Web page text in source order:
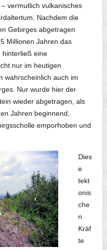
– vermutlich vulkanisches
Nachdem die
Gebirges abgetragen
Millionen Jahren das
hinterließ eine
nur im heutigen
wahrscheinlich auch im
Nur wurde hier der
wieder abgetragen, als
Jahren beginnend,
emporhoben und
Dies
e
tekt
onis
che
n
Kräf
te